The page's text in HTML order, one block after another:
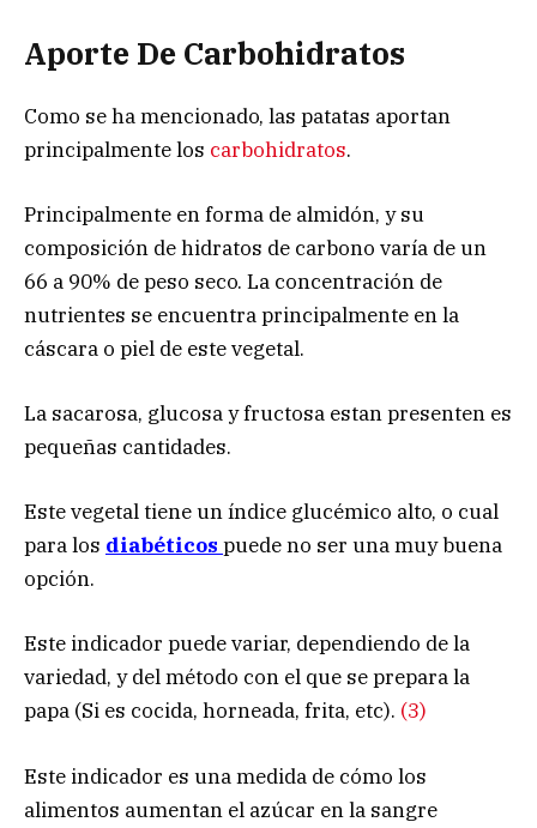
Aporte De Carbohidratos
Como se ha mencionado, las patatas aportan
principalmente los carbohidratos.
Principalmente en forma de almidón, y su
composición de hidratos de carbono varía de un
66 a 90% de peso seco. La concentración de
nutrientes se encuentra principalmente en la
cáscara o piel de este vegetal.
La sacarosa, glucosa y fructosa estan presenten es
pequeñas cantidades.
Este vegetal tiene un índice glucémico alto, o cual
para los diabéticos puede no ser una muy buena
opción.
Este indicador puede variar, dependiendo de la
variedad, y del método con el que se prepara la
papa (Si es cocida, horneada, frita, etc). (3)
Este indicador es una medida de cómo los
alimentos aumentan el azúcar en la sangre